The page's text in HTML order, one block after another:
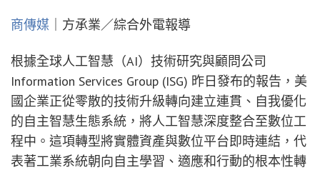
商傳媒 ｜方承業／綜合外電報導
根據全球人工智慧（AI）技術研究與顧問公司
Information Services Group (ISG) 昨日發布的報告，美
國企業正從零散的技術升級轉向建立連貫、自我優化
的自主智慧生態系統，將人工智慧深度整合至數位工
程中。這項轉型將實體資產與數位平台即時連結，代
表著工業系統朝向自主學習、適應和行動的根本性轉